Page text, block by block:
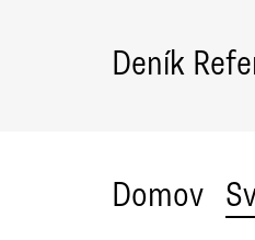
Deník
Domov